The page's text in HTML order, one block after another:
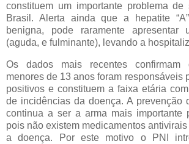
constituem um importante problema
Brasil. Alerta ainda que a hepatite
benigna, pode raramente apresentar
(aguda, e fulminante), levando a
Os dados mais recentes confirmam
menores de 13 anos foram responsáveis
positivos e constituem a faixa etária
de incidências da doença. A prevenção
continua a ser a arma mais importante
pois não existem medicamentos
a doença. Por este motivo o PNI